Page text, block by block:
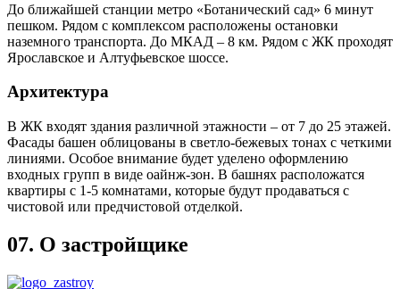
До ближайшей станции метро «Ботанический сад» 6 минут
пешком. Рядом с комплексом расположены остановки
наземного транспорта. До МКАД – 8 км. Рядом с ЖК проходят
Ярославское и Алтуфьевское шоссе.
Архитектура
В ЖК входят здания различной этажности – от 7 до 25 этажей.
Фасады башен облицованы в светло-бежевых тонах с четкими
линиями. Особое внимание будет уделено оформлению
входных групп в виде оайнж-зон. В башнях расположатся
квартиры с 1-5 комнатами, которые будут продаваться с
чистовой или предчистовой отделкой.
07. О застройщике